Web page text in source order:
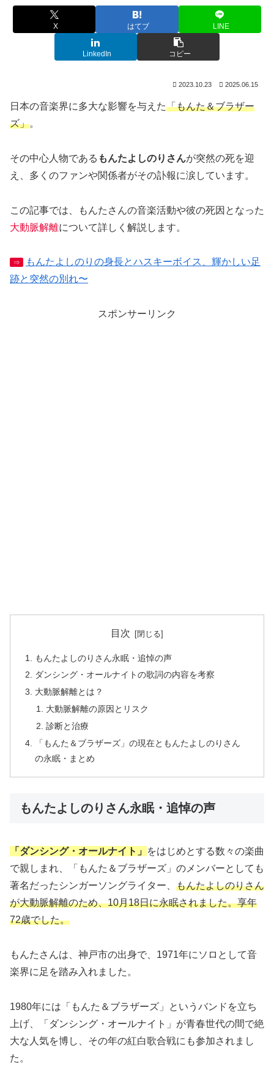
X はてブ LINE
LinkedIn コピー
2023.10.23 2025.06.15
日本の音楽界に多大な影響を与えた「もんた＆ブラザー
ズ」。
その中心人物である もんたよしのりさんが突然の死を迎
え、多くのファンや関係者がその訃報に涙しています。
この記事では、もんたさんの音楽活動や彼の死因となった
大動脈解離について詳しく解説します。
⇒
もんたよしのりの身長とハスキーボイス、輝かしい足
跡と突然の別れ〜
スポンサーリンク
目次
もんたよしのりさん永眠・追悼の声
ダンシング・オールナイトの歌詞の内容を考察
大動脈解離とは？
大動脈解離の原因とリスク
診断と治療
「もんた＆ブラザーズ」の現在ともんたよしのりさん
の永眠・まとめ
もんたよしのりさん永眠・追悼の声
「ダンシング・オールナイト」
をはじめとする数々の楽曲
で親しまれ、「もんた＆ブラザーズ」のメンバーとしても
著名だったシンガーソングライター、 もんたよしのりさん
が大動脈解離のため、10月18日に永眠されました。享年
72歳でした。
もんたさんは、神戸市の出身で、1971年にソロとして音
楽界に足を踏み入れました。
1980年には「もんた＆ブラザーズ」というバンドを立ち
上げ、「ダンシング・オールナイト」が青春世代の間で絶
大な人気を博し、その年の紅白歌合戦にも参加されまし
た。